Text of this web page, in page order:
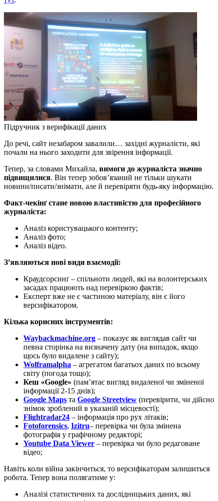
Підручник з верифікації даних
До речі, сайт незабаром завалили… західні журналісти, які
почали на нього заходити для звірення інформації.
Тепер, за словами Михайла, вимоги до журналіста значно
підвищилися. Він тепер зобов’язаний не тільки шукати
новини/писати/знімати, але й перевіряти будь-яку інформацію.
Факт-чекінґ стане новою властивістю для професійного
журналіста:
Аналіз користувацького контенту;
Аналіз фото;
Аналіз відео.
З’являються нові види взаємодії:
Краудсорсинґ – спільноти людей, які на волонтерських
засадах працюють над перевіркою фактів;
Експерт вже не є частиною матеріалу, він є його
версифікатором.
Кілька корисних інструментів:
Waybackmachine.org – показує як виглядав сайт чи
певна сторінка на визначену дату (на випадок, якщо
щось було видалене з сайту);
Wolframalpha – агрегатом багатьох даних по всьому
світу (погода тощо);
Кеш «Google» (пам’ятає вигляд видаленої чи зміненої
інформації 2-15 днів);
Google Maps та Google Streetview (перевірити, чи дійсно
знімок зроблений в указаній місцевості);
Flightradar24 – інформація про рух літаків;
Fotoforensics, Izitru– перевірка чи була змінена
фотографія у графічному редакторі;
Youtube Data Viewer – перевірка чи було редаговане
відео;
Навіть коли війна закінчиться, то версифікаторам залишиться
робота. Тепер вона полягатиме у:
Аналізі статистичних та дослідницьких даних, які